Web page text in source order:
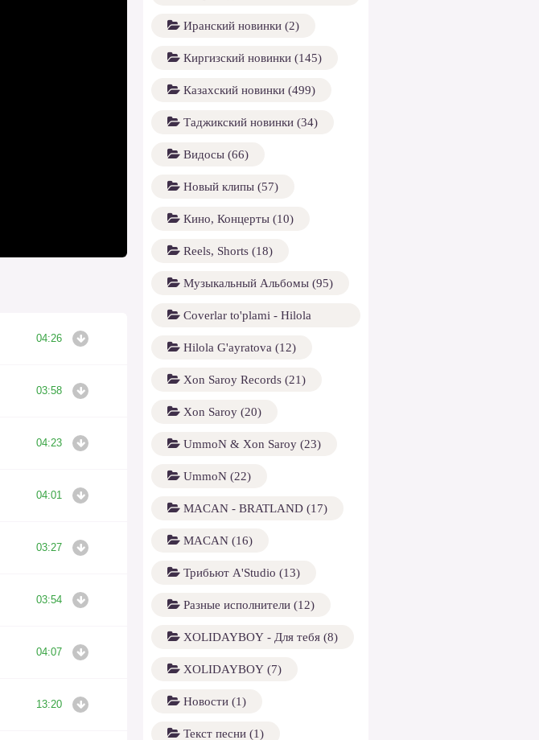
04:26
03:58
04:23
04:01
03:27
03:54
04:07
13:20
(1158)
Иранский новинки (2)
Киргизский новинки (145)
Казахский новинки (499)
Таджикский новинки (34)
Видосы (66)
Новый клипы (57)
Кино, Концерты (10)
Reels, Shorts (18)
Музыкальный Альбомы (95)
Coverlar to'plami - Hilola
G'ayratova (13)
Hilola G'ayratova (12)
Xon Saroy Records (21)
Xon Saroy (20)
UmmoN & Xon Saroy (23)
UmmoN (22)
MACAN - BRATLAND (17)
MACAN (16)
Трибьют A'Studio (13)
Разные исполнители (12)
XOLIDAYBOY - Для тебя (8)
XOLIDAYBOY (7)
Новости (1)
Текст песни (1)